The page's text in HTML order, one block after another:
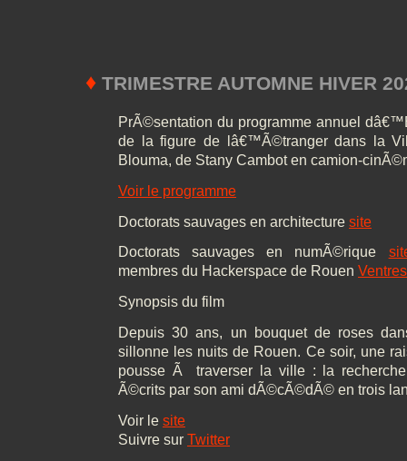
♦ TRIMESTRE AUTOMNE HIVER
PrÃ©sentation du programme annuel
de la figure de lâ€™Ã©tranger dans la
Blouma, de Stany Cambot en camion-
Voir le programme
Doctorats sauvages en architecture site
Doctorats sauvages en numÃ©rique
membres du Hackerspace de Rouen
Synopsis du film
Depuis 30 ans, un bouquet de roses
sillonne les nuits de Rouen. Ce soir, une
pousse Ã traverser la ville : la
Ã©crits par son ami dÃ©cÃ©dÃ© en trois
Voir le site
Suivre sur Twitter